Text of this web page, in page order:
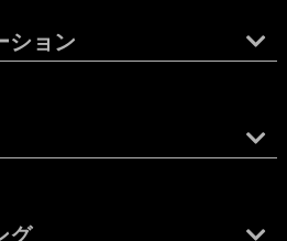
ション
グ